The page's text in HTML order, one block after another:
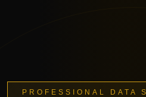
PROFESSIONAL DATA